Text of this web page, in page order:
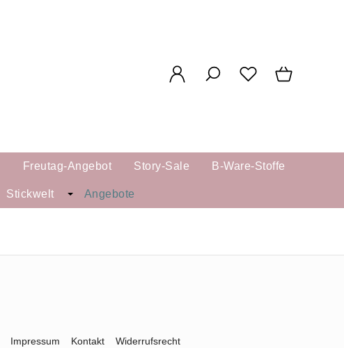
Freutag-Angebot Story-Sale B-Ware-Stoffe
Stickwelt Angebote
Impressum Kontakt Widerrufsrecht